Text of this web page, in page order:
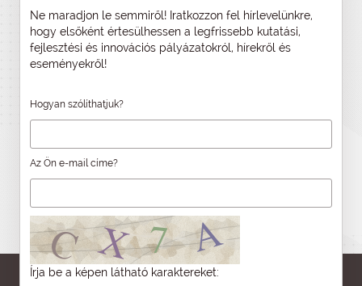
Ne maradjon le semmiről! Iratkozzon fel hírlevelünkre,
hogy elsőként értesülhessen a legfrissebb kutatási,
fejlesztési és innovációs pályázatokról, hírekről és
eseményekről!
Hogyan szólíthatjuk?
Az Ön e-mail címe?
Írja be a képen látható karaktereket: